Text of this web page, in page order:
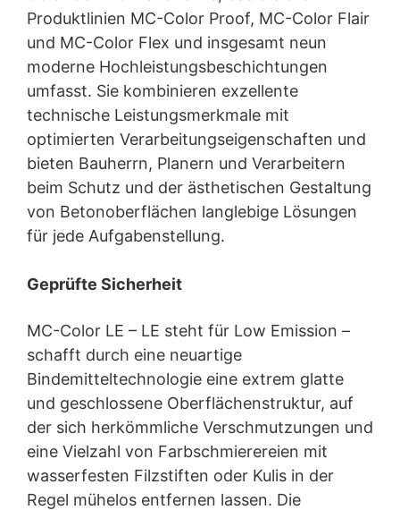
Produktlinien MC-Color Proof, MC-Color Flair
und MC-Color Flex und insgesamt neun
moderne Hochleistungsbeschichtungen
umfasst. Sie kombinieren exzellente
technische Leistungsmerkmale mit
optimierten Verarbeitungseigenschaften und
bieten Bauherrn, Planern und Verarbeitern
beim Schutz und der ästhetischen Gestaltung
von Betonoberflächen langlebige Lösungen
für jede Aufgabenstellung.
Geprüfte Sicherheit
MC-Color LE – LE steht für Low Emission –
schafft durch eine neuartige
Bindemitteltechnologie eine extrem glatte
und geschlossene Oberflächenstruktur, auf
der sich herkömmliche Verschmutzungen und
eine Vielzahl von Farbschmierereien mit
wasserfesten Filzstiften oder Kulis in der
Regel mühelos entfernen lassen. Die